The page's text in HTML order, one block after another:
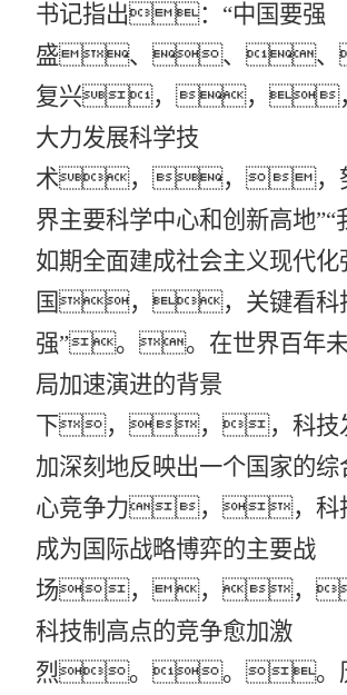
书记指出： “中国要强
盛、、、
复兴，，，
大力发展科学技
术，，，努
界主要科学中心和创新高地”“
如期全面建成社会主义现代化
国，，关键看科
强”。。在世界百年未
局加速演进的背景
下，，，科技
加深刻地反映出一个国家的综
心竞争力，，科
成为国际战略博弈的主要战
场，，，
科技制高点的竞争愈加激
烈。。。历